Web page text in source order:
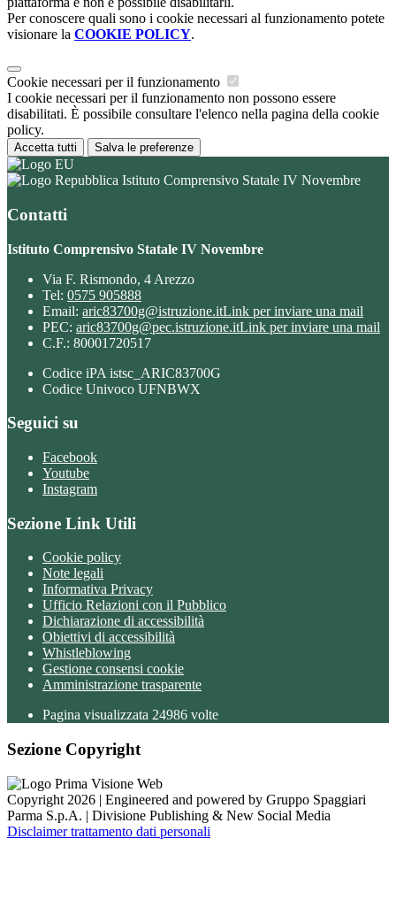
Per conoscere quali sono i cookie necessari al funzionamento potete
visionare la COOKIE POLICY.
Cookie necessari per il funzionamento
I cookie necessari per il funzionamento non possono essere
disabilitati. È possibile consultare l'elenco nella pagina della cookie
policy.
Accetta tutti Salva le preferenze
Istituto Comprensivo Statale IV Novembre
Contatti
Istituto Comprensivo Statale IV Novembre
Via F. Rismondo, 4 Arezzo
Tel: 0575 905888
Email: aric83700g@istruzione.itLink per inviare una mail
PEC: aric83700g@pec.istruzione.itLink per inviare una mail
C.F.: 80001720517
Codice iPA istsc_ARIC83700G
Codice Univoco UFNBWX
Seguici su
Facebook
Youtube
Instagram
Sezione Link Utili
Cookie policy
Note legali
Informativa Privacy
Ufficio Relazioni con il Pubblico
Dichiarazione di accessibilità
Obiettivi di accessibilità
Whistleblowing
Gestione consensi cookie
Amministrazione trasparente
Pagina visualizzata 24986 volte
Sezione Copyright
Copyright 2026 | Engineered and powered by Gruppo Spaggiari
Parma S.p.A. | Divisione Publishing & New Social Media
Disclaimer trattamento dati personali